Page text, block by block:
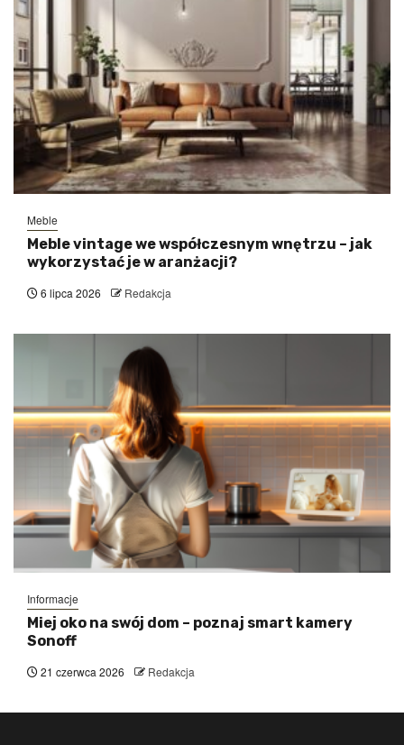
Meble
Meble vintage we współczesnym wnętrzu – jak
wykorzystać je w aranżacji?
6 lipca 2026 Redakcja
Informacje
Miej oko na swój dom – poznaj smart kamery
Sonoff
21 czerwca 2026 Redakcja